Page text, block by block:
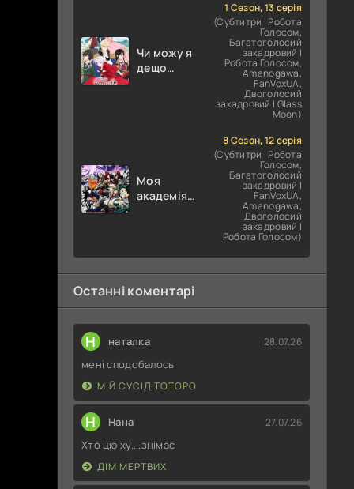
Чи можу я
дещо
1 Сезон, 13 серія
(Субтитри | Робота
Голосом,
Багатоголосий
закадровий |
Робота Голосом,
Amanogawa,
FanVoxUA,
Двоголосий
закадровий | Glass
Moon)
Моя
академія
8 Сезон, 12 серія
(Субтитри | Робота
Голосом,
Багатоголосий
закадровий |
FanVoxUA,
Amanogawa,
Двоголосий
закадровий |
Робота Голосом)
Останні коментарі
Н наталка 28.07.26
мені сподобалось
МІЙ СУСІД ТОТОРО
Н Нана 27.07.26
Хто цю ху....знімає
ДІМ МЕРТВИХ